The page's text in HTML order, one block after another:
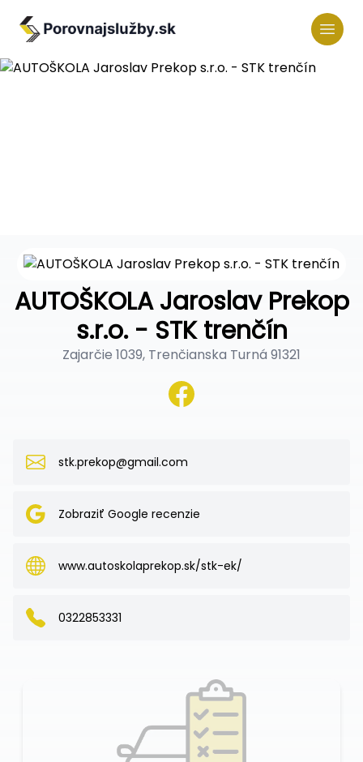
AUTOŠKOLA Jaroslav Prekop
s.r.o. - STK trenčín
Zajarčie 1039, Trenčianska Turná 91321
stk.prekop@gmail.com
Zobraziť Google recenzie
www.autoskolaprekop.sk/stk-ek/
0322853331